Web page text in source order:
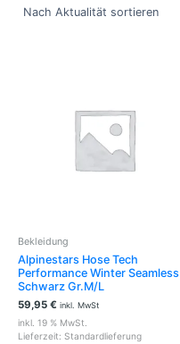
Bekleidung
Alpinestars Hose Tech
Performance Winter Seamless
Schwarz Gr.M/L
59,95 € inkl. MwSt
inkl. 19 % MwSt.
Lieferzeit: Standardlieferung